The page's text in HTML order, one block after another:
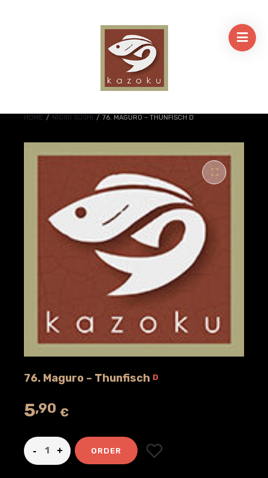
HOME / NIGIRI SUSHI / 76. MAGURO – THUNFISCH D
76. Maguro – Thunfisch D
5,90 €
ORDER